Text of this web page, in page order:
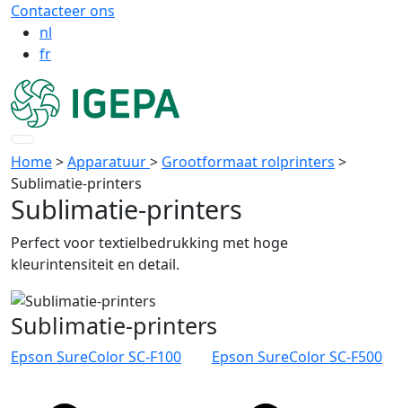
Contacteer ons
nl
fr
Home>Apparatuur> Grootformaat rolprinters >
Sublimatie-printers
Sublimatie-printers
Perfect voor textielbedrukking met hoge
kleurintensiteit en detail.
Sublimatie-printers
Epson SureColor SC-F100 Epson SureColor SC-F500